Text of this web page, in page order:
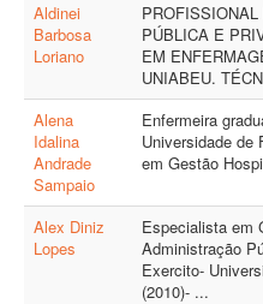
Aldinei
Barbosa
Loriano
PÚBLICA E
EM
UNIABEU.
Alena
Idalina
Andrade
Sampaio
Enfermeira
Universidade de
em Gestão
Alex Diniz
Lopes
Especialista em
Administração
Exercito-
(2010)- ...